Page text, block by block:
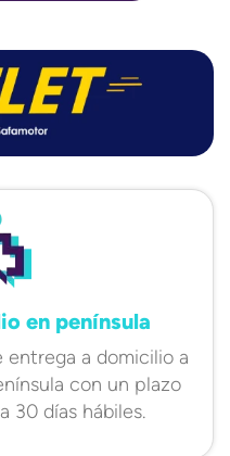
en península
entrega a domicilio a
con un plazo
30 días hábiles.